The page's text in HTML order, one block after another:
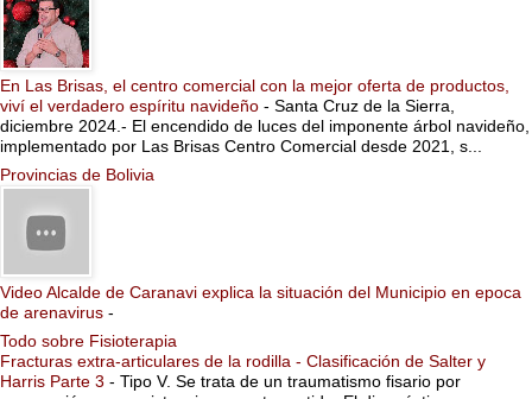
En Las Brisas, el centro comercial con la mejor oferta de productos,
viví el verdadero espíritu navideño - Santa Cruz de la Sierra,
diciembre 2024.- El encendido de luces del imponente árbol navideño,
implementado por Las Brisas Centro Comercial desde 2021, s...
Provincias de Bolivia
Video Alcalde de Caranavi explica la situación del Municipio en epoca
de arenavirus -
Todo sobre Fisioterapia
Fracturas extra-articulares de la rodilla - Clasificación de Salter y
Harris Parte 3 - Tipo V. Se trata de un traumatismo fisario por